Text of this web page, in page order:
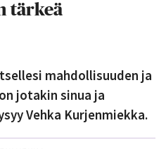
tärkeä
mahdollisuuden ja
jotakin sinua ja
Vehka Kurjenmiekka.